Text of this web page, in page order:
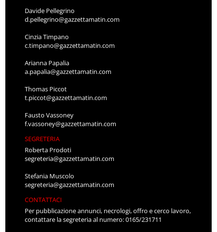
Davide Pellegrino
d.pellegrino@gazzettamatin.com
Cinzia Timpano
c.timpano@gazzettamatin.com
Arianna Papalia
a.papalia@gazzettamatin.com
Thomas Piccot
t.piccot@gazzettamatin.com
Fausto Vassoney
f.vassoney@gazzettamatin.com
SEGRETERIA
Roberta Prodoti
segreteria@gazzettamatin.com
Stefania Muscolo
segreteria@gazzettamatin.com
CONTATTACI
Per pubblicazione annunci, necrologi, offro e cerco lavoro,
contattare la segreteria al numero: 0165/231711